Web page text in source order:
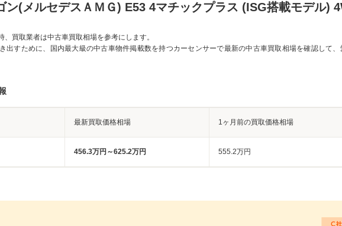
ン(メルセデスＡＭＧ) E53 4マチックプラス (ISG搭載モデル)
、買取業者は中古車買取相場を参考にします。
出すために、国内最大級の中古車物件掲載数を持つカーセンサーで最新の中古車買取相場を確認して
最新買取価格相場 1ヶ月前の買取価格相場
456.3万円～625.2万円 555.2万円